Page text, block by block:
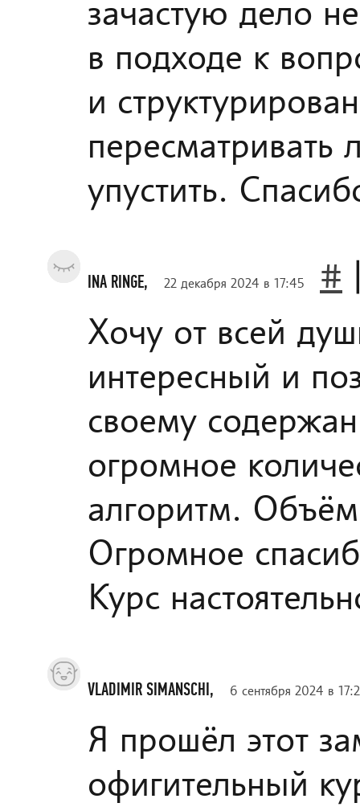
зачастую дело
в подходе к
и
пересматривать
упустить.
INA RINGE, 22 декабря 2024 в 17:45 #
Хочу от всей
интересный и
своему
огромное
алгоритм.
Огромное
Курс
VLADIMIR SIMANSCHI, 6 сентября 2024 в
Я прошёл этот
офигительный